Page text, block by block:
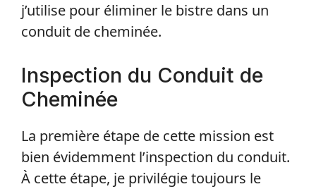
j’utilise pour éliminer le bistre dans un
conduit de cheminée.
Inspection du Conduit de
Cheminée
La première étape de cette mission est
bien évidemment l’inspection du conduit.
À cette étape, je privilégie toujours le